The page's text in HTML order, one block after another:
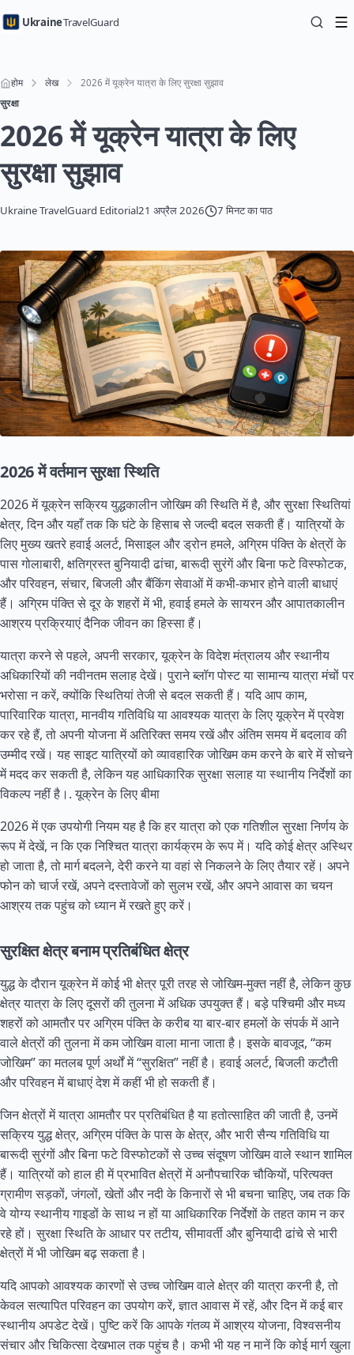
UkraineTravelGuard
होम लेख
2026 में यूक्रेन यात्रा के लिए सुरक्षा सुझाव
सुरक्षा
2026 में यूक्रेन यात्रा के लिए
सुरक्षा सुझाव
Ukraine TravelGuard Editorial21 अप्रैल 2026 7 मिनट का पाठ
2026 में वर्तमान सुरक्षा स्थिति
2026 में यूक्रेन सक्रिय युद्धकालीन जोखिम की स्थिति में है, और सुरक्षा स्थितियां
क्षेत्र, दिन और यहाँ तक कि घंटे के हिसाब से जल्दी बदल सकती हैं। यात्रियों के
लिए मुख्य खतरे हवाई अलर्ट, मिसाइल और ड्रोन हमले, अग्रिम पंक्ति के क्षेत्रों के
पास गोलाबारी, क्षतिग्रस्त बुनियादी ढांचा, बारूदी सुरंगें और बिना फटे विस्फोटक,
और परिवहन, संचार, बिजली और बैंकिंग सेवाओं में कभी-कभार होने वाली बाधाएं
हैं। अग्रिम पंक्ति से दूर के शहरों में भी, हवाई हमले के सायरन और आपातकालीन
आश्रय प्रक्रियाएं दैनिक जीवन का हिस्सा हैं।
यात्रा करने से पहले, अपनी सरकार, यूक्रेन के विदेश मंत्रालय और स्थानीय
अधिकारियों की नवीनतम सलाह देखें। पुराने ब्लॉग पोस्ट या सामान्य यात्रा मंचों पर
भरोसा न करें, क्योंकि स्थितियां तेजी से बदल सकती हैं। यदि आप काम,
पारिवारिक यात्रा, मानवीय गतिविधि या आवश्यक यात्रा के लिए यूक्रेन में प्रवेश
कर रहे हैं, तो अपनी योजना में अतिरिक्त समय रखें और अंतिम समय में बदलाव की
उम्मीद रखें। यह साइट यात्रियों को व्यावहारिक जोखिम कम करने के बारे में सोचने
में मदद कर सकती है, लेकिन यह आधिकारिक सुरक्षा सलाह या स्थानीय निर्देशों का
विकल्प नहीं है।.यूक्रेन के लिए बीमा
2026 में एक उपयोगी नियम यह है कि हर यात्रा को एक गतिशील सुरक्षा निर्णय के
रूप में देखें, न कि एक निश्चित यात्रा कार्यक्रम के रूप में। यदि कोई क्षेत्र अस्थिर
हो जाता है, तो मार्ग बदलने, देरी करने या वहां से निकलने के लिए तैयार रहें। अपने
फोन को चार्ज रखें, अपने दस्तावेजों को सुलभ रखें, और अपने आवास का चयन
आश्रय तक पहुंच को ध्यान में रखते हुए करें।
सुरक्षित क्षेत्र बनाम प्रतिबंधित क्षेत्र
युद्ध के दौरान यूक्रेन में कोई भी क्षेत्र पूरी तरह से जोखिम-मुक्त नहीं है, लेकिन कुछ
क्षेत्र यात्रा के लिए दूसरों की तुलना में अधिक उपयुक्त हैं। बड़े पश्चिमी और मध्य
शहरों को आमतौर पर अग्रिम पंक्ति के करीब या बार-बार हमलों के संपर्क में आने
वाले क्षेत्रों की तुलना में कम जोखिम वाला माना जाता है। इसके बावजूद, “कम
जोखिम” का मतलब पूर्ण अर्थों में “सुरक्षित” नहीं है। हवाई अलर्ट, बिजली कटौती
और परिवहन में बाधाएं देश में कहीं भी हो सकती हैं।
जिन क्षेत्रों में यात्रा आमतौर पर प्रतिबंधित है या हतोत्साहित की जाती है, उनमें
सक्रिय युद्ध क्षेत्र, अग्रिम पंक्ति के पास के क्षेत्र, और भारी सैन्य गतिविधि या
बारूदी सुरंगों और बिना फटे विस्फोटकों से उच्च संदूषण जोखिम वाले स्थान शामिल
हैं। यात्रियों को हाल ही में प्रभावित क्षेत्रों में अनौपचारिक चौकियों, परित्यक्त
ग्रामीण सड़कों, जंगलों, खेतों और नदी के किनारों से भी बचना चाहिए, जब तक कि
वे योग्य स्थानीय गाइडों के साथ न हों या आधिकारिक निर्देशों के तहत काम न कर
रहे हों। सुरक्षा स्थिति के आधार पर तटीय, सीमावर्ती और बुनियादी ढांचे से भारी
क्षेत्रों में भी जोखिम बढ़ सकता है।
यदि आपको आवश्यक कारणों से उच्च जोखिम वाले क्षेत्र की यात्रा करनी है, तो
केवल सत्यापित परिवहन का उपयोग करें, ज्ञात आवास में रहें, और दिन में कई बार
स्थानीय अपडेट देखें। पुष्टि करें कि आपके गंतव्य में आश्रय योजना, विश्वसनीय
संचार और चिकित्सा देखभाल तक पहुंच है। कभी भी यह न मानें कि कोई मार्ग खुला